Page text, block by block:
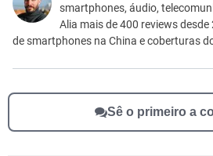
Outro
smartphones, áudio,
Alia mais de 400 reviews
de smartphones na China e coberturas
Sê o primeiro a